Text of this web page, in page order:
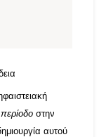
στην
αυτού